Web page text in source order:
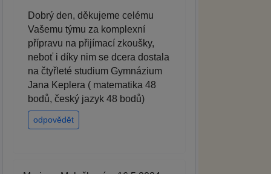
Dobrý den, děkujeme celému
Vašemu týmu za komplexní
přípravu na přijímací zkoušky,
neboť i díky nim se dcera dostala
na čtyřleté studium Gymnázium
Jana Keplera ( matematika 48
bodů, český jazyk 48 bodů)
odpovědět